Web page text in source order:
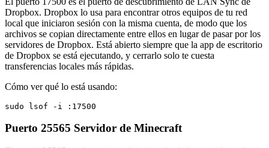
Dropbox. Dropbox lo usa para encontrar otros equipos de tu red
local que iniciaron sesión con la misma cuenta, de modo que los
archivos se copian directamente entre ellos en lugar de pasar por los
servidores de Dropbox. Está abierto siempre que la app de escritorio
de Dropbox se está ejecutando, y cerrarlo solo te cuesta
transferencias locales más rápidas.
Cómo ver qué lo está usando:
sudo lsof -i :17500
Puerto 25565 Servidor de Minecraft